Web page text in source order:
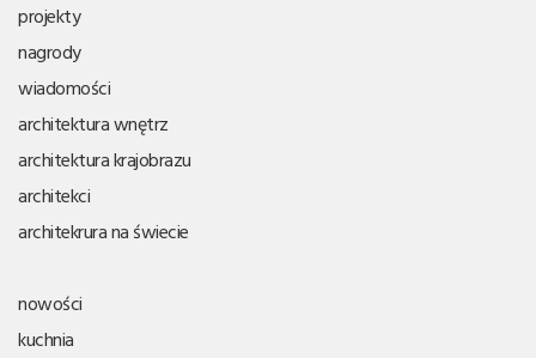
projekty
nagrody
wiadomości
architektura wnętrz
architektura krajobrazu
architekci
architekrura na świecie
nowości
kuchnia